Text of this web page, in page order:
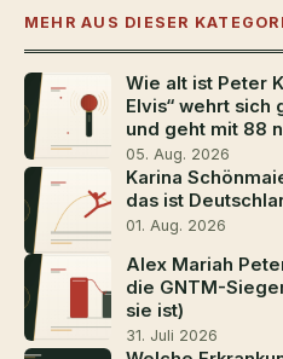
MEHR AUS DIESER
Wie alt ist Peter
Elvis“ wehrt
und geht mit 88
05. Aug. 2026
Karina
das ist
01. Aug. 2026
Alex Mariah
die GNTM-
sie ist)
31. Juli 2026